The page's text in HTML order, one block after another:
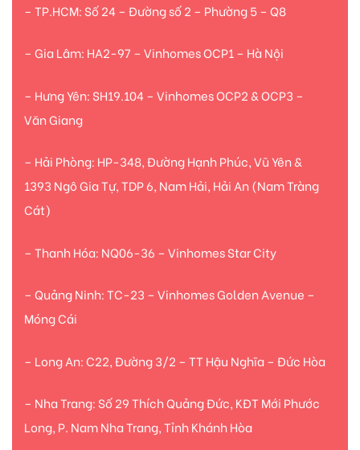
– TP.HCM: Số 24 – Đường số 2 – Phường 5 – Q8
– Gia Lâm: HA2-97 – Vinhomes OCP1 – Hà Nội
– Hưng Yên: SH19.104 – Vinhomes OCP2 & OCP3 –
Văn Giang
– Hải Phòng: HP-348, Đường Hạnh Phúc, Vũ Yên &
1393 Ngô Gia Tự, TDP 6, Nam Hải, Hải An (Nam Tràng
Cát)
– Thanh Hóa: NQ06-36 – Vinhomes Star City
– Quảng Ninh: TC-23 – Vinhomes Golden Avenue –
Móng Cái
– Long An: C22, Đường 3/2 – TT Hậu Nghĩa – Đức Hòa
– Nha Trang: Số 29 Thích Quảng Đức, KĐT Mới Phước
Long, P. Nam Nha Trang, Tỉnh Khánh Hòa